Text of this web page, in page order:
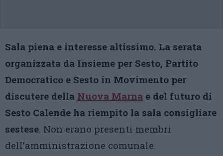
Sala piena e interesse altissimo. La serata
organizzata da Insieme per Sesto, Partito
Democratico e Sesto in Movimento per
discutere della Nuova Marna e del futuro di
Sesto Calende ha riempito la sala consigliare
sestese. Non erano presenti membri
dell’amministrazione comunale.